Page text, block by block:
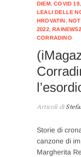
DIEM,COVID 19
LEALI DELLE
HROVATIN ,
2022,
CORRADINO
Articoli di
Storie di
canzone di
Margherita